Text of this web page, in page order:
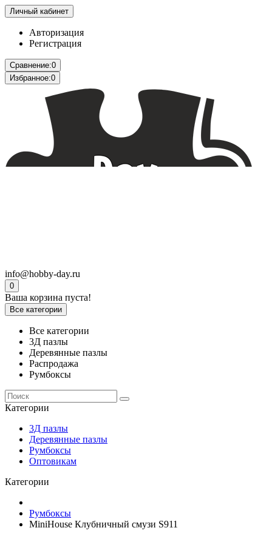
Личный кабинет
Авторизация
Регистрация
Сравнение:0
Избранное:0
info@hobby-day.ru
0
Ваша корзина пуста!
Все категории
Все категории
3Д пазлы
Деревянные пазлы
Распродажа
Румбоксы
Категории
3Д пазлы
Деревянные пазлы
Румбоксы
Оптовикам
Категории
Румбоксы
MiniHouse Клубничный смузи S911